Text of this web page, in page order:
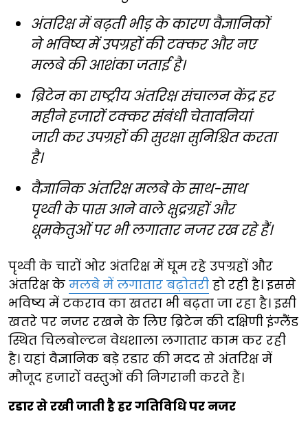
अंतरिक्ष में बढ़ती भीड़ के कारण वैज्ञानिकों
ने भविष्य में उपग्रहों की टक्कर और नए
मलबे की आशंका जताई है।
ब्रिटेन का राष्ट्रीय अंतरिक्ष संचालन केंद्र हर
महीने हजारों टक्कर संबंधी चेतावनियां
जारी कर उपग्रहों की सुरक्षा सुनिश्चित करता
है।
वैज्ञानिक अंतरिक्ष मलबे के साथ-साथ
पृथ्वी के पास आने वाले क्षुद्रग्रहों और
धूमकेतुओं पर भी लगातार नजर रख रहे हैं।
पृथ्वी के चारों ओर अंतरिक्ष में घूम रहे उपग्रहों और
अंतरिक्ष के मलबे में लगातार बढ़ोतरी हो रही है। इससे
भविष्य में टकराव का खतरा भी बढ़ता जा रहा है। इसी
खतरे पर नजर रखने के लिए ब्रिटेन की दक्षिणी इंग्लैंड
स्थित चिलबोल्टन वेधशाला लगातार काम कर रही
है। यहां वैज्ञानिक बड़े रडार की मदद से अंतरिक्ष में
मौजूद हजारों वस्तुओं की निगरानी करते हैं।
रडार से रखी जाती है हर गतिविधि पर नजर